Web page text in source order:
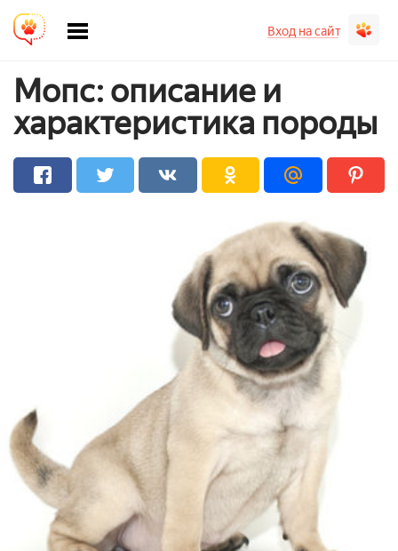
Вход на сайт
Мопс: описание и
характеристика породы